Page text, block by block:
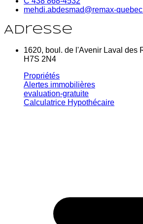
mehdi.abdesmad@remax-
Adresse
1620, boul. de l'Avenir Laval des
H7S 2N4
Propriétés
Alertes immobilières
evaluation-gratuite
Calculatrice Hypothécaire